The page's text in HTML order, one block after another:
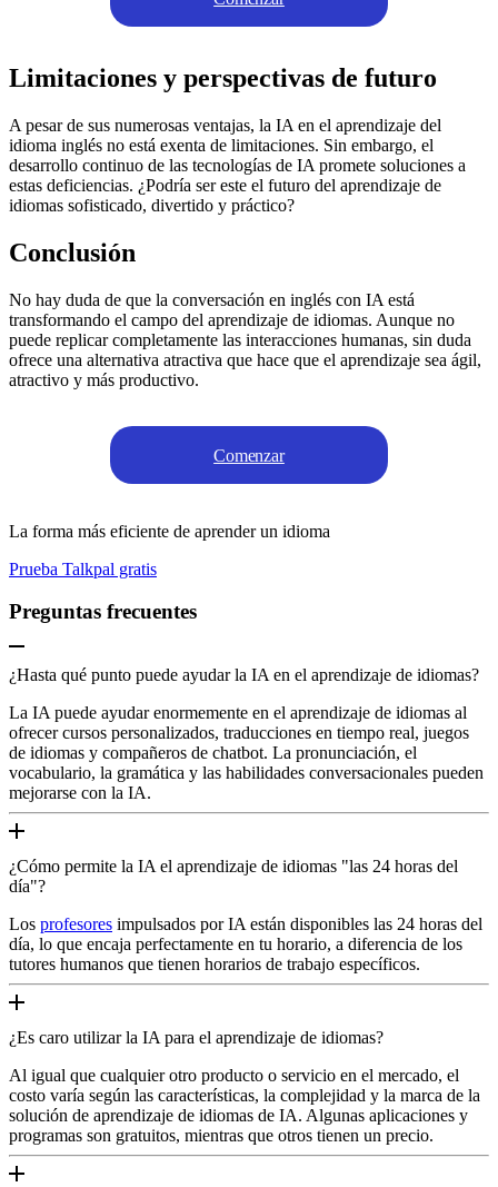
Limitaciones y perspectivas de futuro
A pesar de sus numerosas ventajas, la IA en el aprendizaje del
idioma inglés no está exenta de limitaciones. Sin embargo, el
desarrollo continuo de las tecnologías de IA promete soluciones a
estas deficiencias. ¿Podría ser este el futuro del aprendizaje de
idiomas sofisticado, divertido y práctico?
Conclusión
No hay duda de que la conversación en inglés con IA está
transformando el campo del aprendizaje de idiomas. Aunque no
puede replicar completamente las interacciones humanas, sin duda
ofrece una alternativa atractiva que hace que el aprendizaje sea ágil,
atractivo y más productivo.
Comenzar
La forma más eficiente de aprender un idioma
Prueba Talkpal gratis
Preguntas frecuentes
¿Hasta qué punto puede ayudar la IA en el aprendizaje de idiomas?
La IA puede ayudar enormemente en el aprendizaje de idiomas al
ofrecer cursos personalizados, traducciones en tiempo real, juegos
de idiomas y compañeros de chatbot. La pronunciación, el
vocabulario, la gramática y las habilidades conversacionales pueden
mejorarse con la IA.
¿Cómo permite la IA el aprendizaje de idiomas "las 24 horas del
día"?
Los profesores impulsados por IA están disponibles las 24 horas del
día, lo que encaja perfectamente en tu horario, a diferencia de los
tutores humanos que tienen horarios de trabajo específicos.
¿Es caro utilizar la IA para el aprendizaje de idiomas?
Al igual que cualquier otro producto o servicio en el mercado, el
costo varía según las características, la complejidad y la marca de la
solución de aprendizaje de idiomas de IA. Algunas aplicaciones y
programas son gratuitos, mientras que otros tienen un precio.